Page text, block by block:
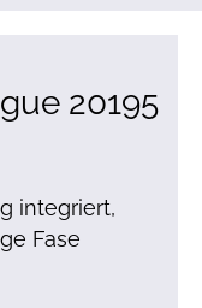
20195
integriert,
Fase